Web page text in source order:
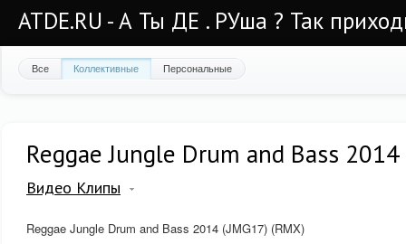
ATDE.RU - А Ты ДЕ . РУша ? Так
Все Коллективные Персональные
Reggae Jungle Drum and Bass 2014
Видео Клипы
Reggae Jungle Drum and Bass 2014 (JMG17) (RMX)